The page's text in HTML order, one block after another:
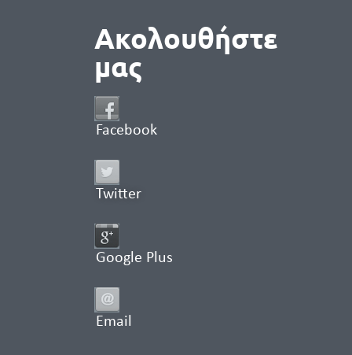
Ακολουθήστε
μας
Facebook
Twitter
Google Plus
Email